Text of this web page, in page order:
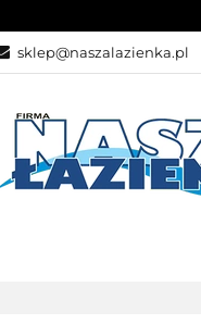
sklep@naszalazienka.pl